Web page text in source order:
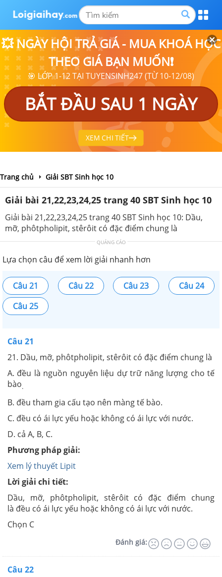
💥 NGÀY HỘI TRẢ GIÁ - MUA KHOÁ HỌC
THEO GIÁ BẠN MUỐN❗
🎯 LỚP 1-12 TẠI TUYENSINH247 (TỪ 10-12/08)
BẮT ĐẦU SAU 1 NGÀY
XEM CHI TIẾT
Trang chủ Giải SBT Sinh học 10
Giải bài 21,22,23,24,25 trang 40 SBT Sinh học 10
Giải bài 21,22,23,24,25 trang 40 SBT Sinh học 10: Dầu,
mỡ, phôtpholipit, stêrôit có đặc điểm chung là
QUẢNG CÁO
Lựa chọn câu để xem lời giải nhanh hơn
Câu 21 Câu 22 Câu 23
Câu 24
Câu 25
Câu 21
21. Dầu, mỡ, phôtpholipit, stêrôit có đặc điểm chung là
A. đều là nguồn nguyên liệu dự trữ năng lượng cho tế
bào.
B. đều tham gia cấu tạo nên màng tế bào.
C. đều có ái lực yếu hoặc không có ái lực với nước.
D. cả A, B, C.
Phương pháp giải:
Xem lý thuyết Lipit
Lời giải chi tiết:
Dầu, mỡ, phôtpholipit, stêrôit có đặc điểm chung
là đều có ái lực yếu hoặc không có ái lực với nước.
Chọn C
Đánh giá:
Câu 22